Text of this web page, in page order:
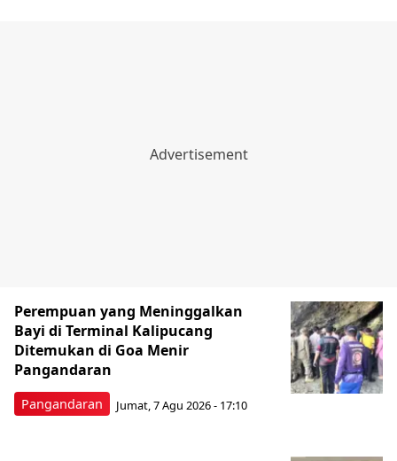
Pangandaran
Perempuan yang Meninggalkan
Bayi di Terminal Kalipucang
Ditemukan di Goa Menir
Pangandaran
Jumat, 7 Agu 2026 - 17:10